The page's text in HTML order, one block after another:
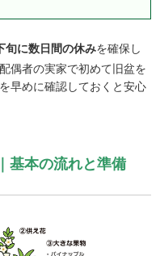
旬に数日間の休みを確保し
偶者の実家で初めて旧盆を
早めに確認しておくと安心
基本の流れと準備